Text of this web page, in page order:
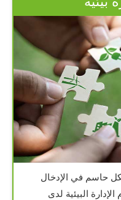
حاسم في الإدخال
البيئية لدى